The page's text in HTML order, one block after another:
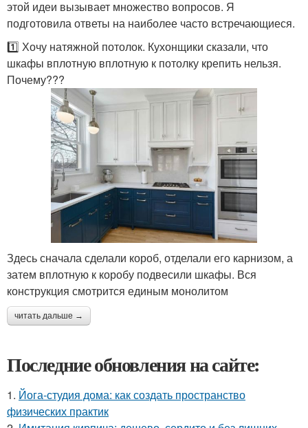
этой идеи вызывает множество вопросов. Я
подготовила ответы на наиболее часто встречающиеся.
1️⃣ Хочу натяжной потолок. Кухонщики сказали, что
шкафы вплотную вплотную к потолку крепить нельзя.
Почему???
Здесь сначала сделали короб, отделали его карнизом, а
затем вплотную к коробу подвесили шкафы. Вся
конструкция смотрится единым монолитом
читать дальше →
Последние обновления на сайте:
1. Йога-студия дома: как создать пространство
физических практик